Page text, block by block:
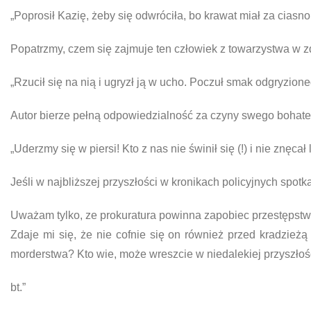
„Poprosił Kazię, żeby się odwróciła, bo krawat miał za
Popatrzmy, czem się zajmuje ten człowiek z towarzystwa w
„Rzucił się na nią i ugryzł ją w ucho. Poczuł smak
Autor bierze pełną odpowiedzialność za czyny swego
„Uderzmy się w piersi! Kto z nas nie świnił się (!) i nie
Jeśli w najbliższej przyszłości w kronikach policyjnych
Uważam tylko, ze prokuratura powinna zapobiec
Zdaje mi się, że nie cofnie się on również przed
morderstwa? Kto wie, może wreszcie w niedalekiej
bt.”